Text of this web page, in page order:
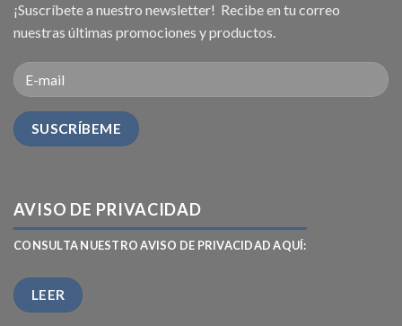
¡Suscríbete a nuestro newsletter! Recibe en tu correo
nuestras últimas promociones y productos.
AVISO DE PRIVACIDAD
CONSULTA NUESTRO AVISO DE PRIVACIDAD AQUÍ:
LEER